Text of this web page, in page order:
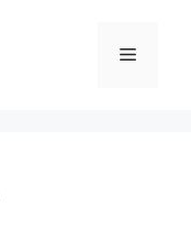
Menü